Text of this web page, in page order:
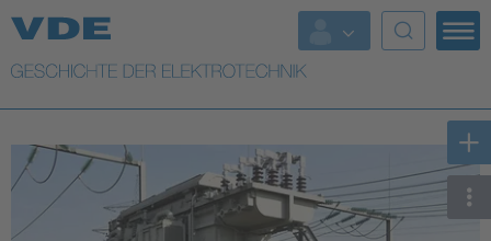
Top Themen
Weitere Themen